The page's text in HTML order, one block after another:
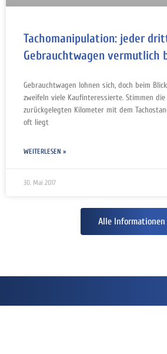
Tachomanipulation: jeder
Gebrauchtwagen vermutlich
Gebrauchtwagen lohnen sich, doch beim
zweifeln viele Kaufinteressierte. Stimmen
zurückgelegten Kilometer mit dem
oft liegt
WEITERLESEN »
30. Mai 2017
Alle Informationen